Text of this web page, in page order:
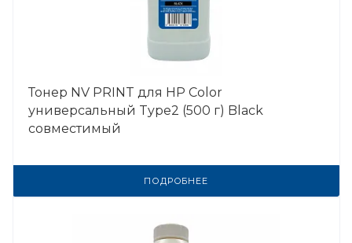
Тонер NV PRINT для HP Color
универсальный Type2 (500 г) Black
совместимый
ПОДРОБНЕЕ